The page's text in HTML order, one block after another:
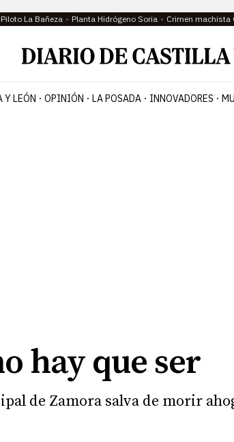
Piloto La Bañeza Planta Hidrógeno Soria Crimen machista
Y LEÓN OPINIÓN LA POSADA INNOVADORES
hay que ser
de Zamora salva de morir